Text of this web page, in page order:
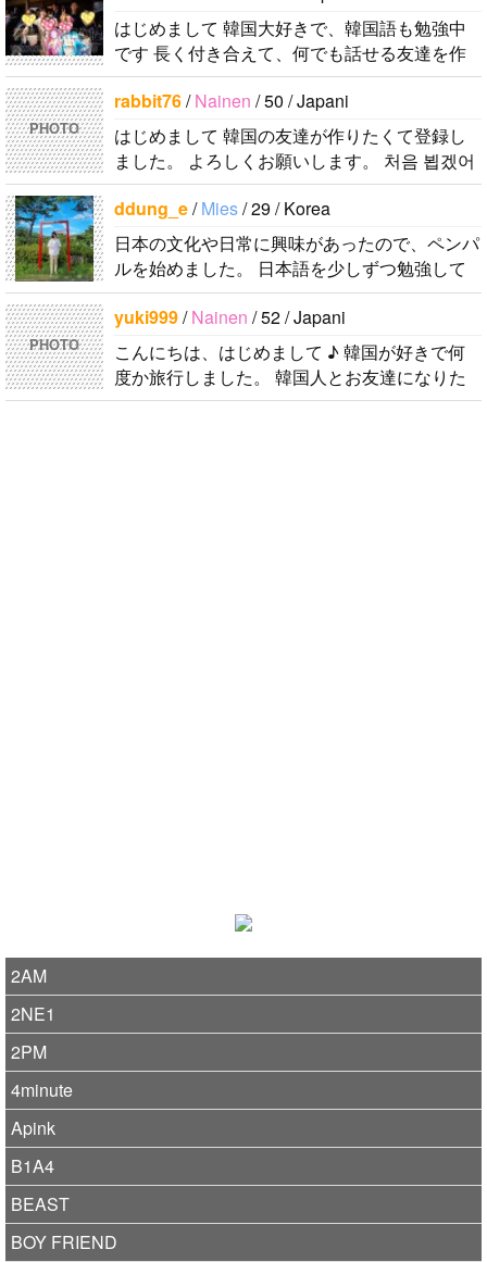
はじめまして 韓国大好きで、韓国語も勉強中
です 長く付き合えて、何でも話せる友達を作
りたいので、宜しくお願いし..
PHOTO
rabbit76/Nainen / 50 / Japani
はじめまして 韓国の友達が作りたくて登録し
ました。 よろしくお願いします。 처음 뵙겠어
요. 한국 친구를 만들고 싶어서 등록했습니다. 잘
부탁드려요. 번역기 사용하고 있습..
ddung_e/Mies/ 29 / Korea
日本の文化や日常に興味があったので、ペンパ
ルを始めました。 日本語を少しずつ勉強して
いるので、自然に会話しながら実力を伸ばした
いです。 もちろん、私も韓国文化や韓国..
PHOTO
yuki999/Nainen / 52 / Japani
こんにちは、はじめまして ♪ 韓国が好きで何
度か旅行しました。 韓国人とお友達になりた
くて登録しました。よろしくお願いします^..
2AM
2NE1
2PM
4minute
Apink
B1A4
BEAST
BOY FRIEND